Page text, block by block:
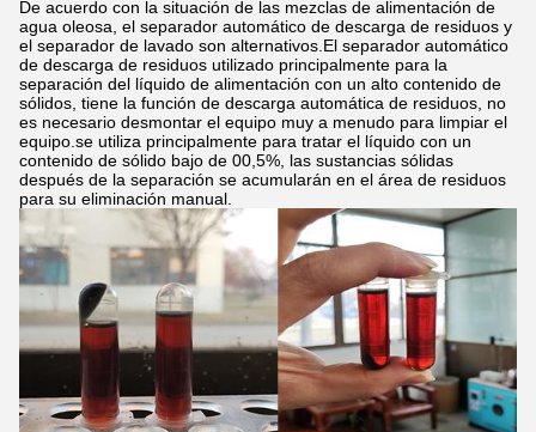
De acuerdo con la situación de las mezclas de alimentación de
agua oleosa, el separador automático de descarga de residuos y
el separador de lavado son alternativos.El separador automático
de descarga de residuos utilizado principalmente para la
separación del líquido de alimentación con un alto contenido de
sólidos, tiene la función de descarga automática de residuos, no
es necesario desmontar el equipo muy a menudo para limpiar el
equipo.se utiliza principalmente para tratar el líquido con un
contenido de sólido bajo de 00,5%, las sustancias sólidas
después de la separación se acumularán en el área de residuos
para su eliminación manual.